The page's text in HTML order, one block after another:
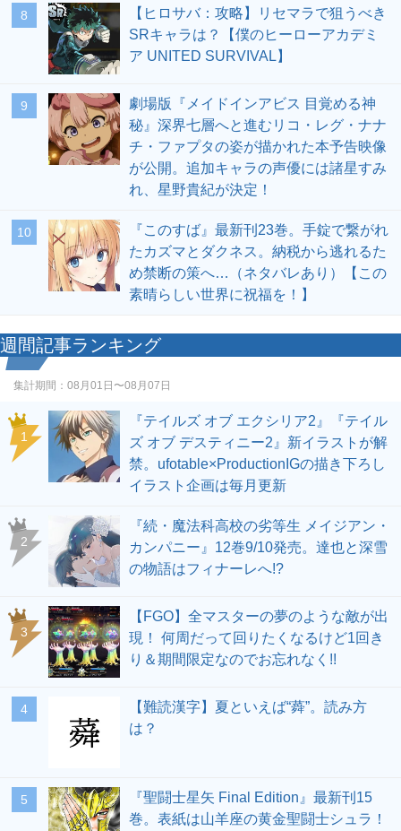
8
【ヒロサバ：攻略】リセマラで狙うべき
SRキャラは？【僕のヒーローアカデミ
ア UNITED SURVIVAL】
9
劇場版『メイドインアビス 目覚める神
秘』深界七層へと進むリコ・レグ・ナナ
チ・ファプタの姿が描かれた本予告映像
が公開。追加キャラの声優には諸星すみ
れ、星野貴紀が決定！
10
『このすば』最新刊23巻。手錠で繋がれ
たカズマとダクネス。納税から逃れるた
め禁断の策へ…（ネタバレあり）【この
素晴らしい世界に祝福を！】
週間記事ランキング
集計期間： 08月01日〜08月07日
1
『テイルズ オブ エクシリア2』『テイル
ズ オブ デスティニー2』新イラストが解
禁。ufotable×ProductionIGの描き下ろし
イラスト企画は毎月更新
2
『続・魔法科高校の劣等生 メイジアン・
カンパニー』12巻9/10発売。達也と深雪
の物語はフィナーレへ!?
3
【FGO】全マスターの夢のような敵が出
現！ 何周だって回りたくなるけど1回き
り＆期間限定なのでお忘れなく!!
4
【難読漢字】夏といえば“蕣”。読み方
は？
5
『聖闘士星矢 Final Edition』最新刊15
巻。表紙は山羊座の黄金聖闘士シュラ！